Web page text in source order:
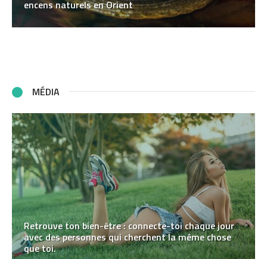
encens naturels en Orient
MÉDIA
Retrouve ton bien-être : connecte-toi chaque jour
avec des personnes qui cherchent la même chose
que toi.